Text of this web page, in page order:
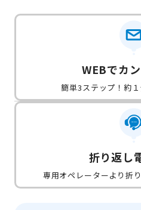
WEBでカ
簡単3ステップ！約
折り返し
専用オペレーターより折